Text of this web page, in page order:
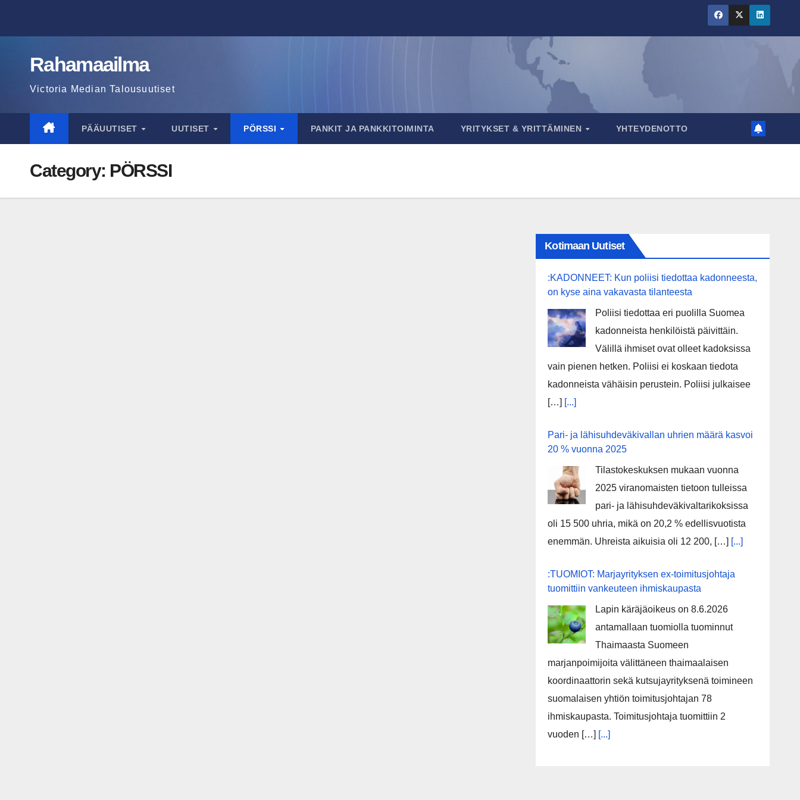
Rahamaailma
Victoria Median Talousuutiset
PÄÄUUTISET UUTISET PÖRSSI PANKIT JA PANKKITOIMINTA YRITYKSET & YRITTÄMINEN YHTEYDENOTTO
Category: PÖRSSI
Kotimaan Uutiset
:KADONNEET: Kun poliisi tiedottaa kadonneesta,
on kyse aina vakavasta tilanteesta
Poliisi tiedottaa eri puolilla Suomea
kadonneista henkilöistä päivittäin.
Välillä ihmiset ovat olleet kadoksissa
vain pienen hetken. Poliisi ei koskaan tiedota
kadonneista vähäisin perustein. Poliisi julkaisee
[…] [...]
Pari- ja lähisuhdeväkivallan uhrien määrä kasvoi
20 % vuonna 2025
Tilastokeskuksen mukaan vuonna
2025 viranomaisten tietoon tulleissa
pari- ja lähisuhdeväkivaltarikoksissa
oli 15 500 uhria, mikä on 20,2 % edellisvuotista
enemmän. Uhreista aikuisia oli 12 200, […] [...]
:TUOMIOT: Marjayrityksen ex-toimitusjohtaja
tuomittiin vankeuteen ihmiskaupasta
Lapin käräjäoikeus on 8.6.2026
antamallaan tuomiolla tuominnut
Thaimaasta Suomeen
marjanpoimijoita välittäneen thaimaalaisen
koordinaattorin sekä kutsujayrityksenä toimineen
suomalaisen yhtiön toimitusjohtajan 78
ihmiskaupasta. Toimitusjohtaja tuomittiin 2
vuoden […] [...]